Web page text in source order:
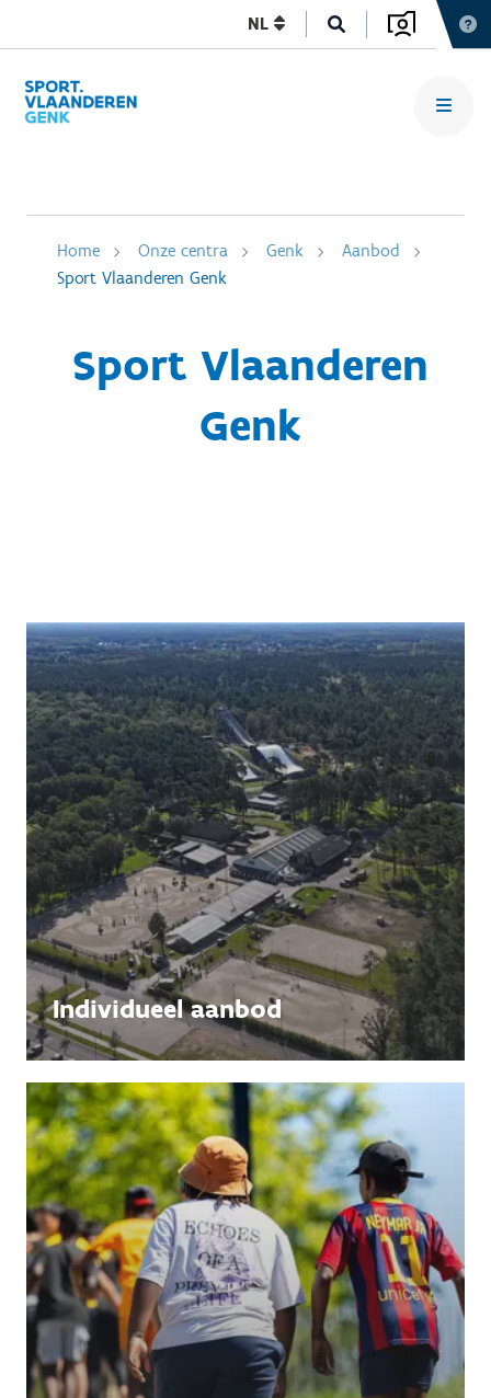
NL
Home Onze centra Genk
Aanbod
Sport Vlaanderen Genk
Sport Vlaanderen
Genk
Individueel aanbod